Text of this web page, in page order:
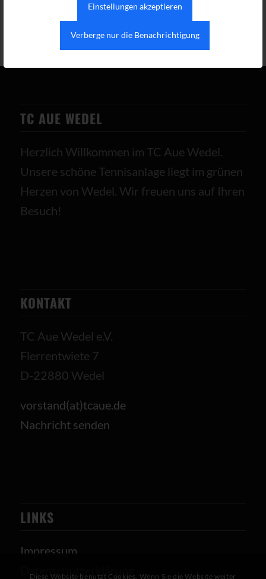
Einstellungen akzeptieren
Verberge nur die Benachrichtigung
TC AUE WEDEL
Herzlich Willkommen im TC Aue Wedel.
Unsere schöne Tennisanlage liegt im grünen
Herzen von Wedel. Wir freuen uns auf Ihren
Besuch!
KONTAKT
TC Aue Wedel e.V.
Flerrentwiete 7
D-22880 Wedel
vorstand(at)tcaue.de
Nachricht senden
LINKS
Impressum
Datenschutzerklärung
Diese Website benutzt Cookies. Wenn Sie die Website weiter